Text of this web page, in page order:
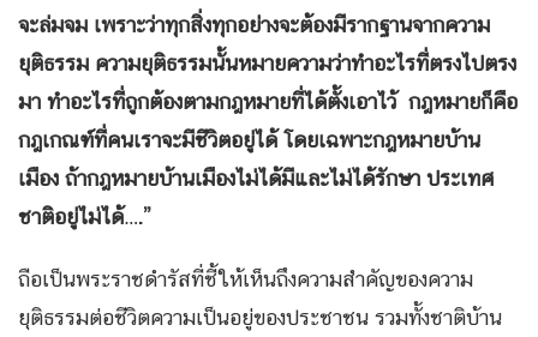
จะล่มจม เพราะว่าทุกสิ่งทุกอย่างจะต้องมีรากฐานจากความ
ยุติธรรม ความยุติธรรมนั้นหมายความว่าทำอะไรที่ตรงไปตรง
มา ทำอะไรที่ถูกต้องตามกฎหมายที่ได้ตั้งเอาไว้ กฎหมายก็คือ
กฎเกณฑ์ที่คนเราจะมีชีวิตอยู่ได้ โดยเฉพาะกฎหมายบ้าน
เมือง ถ้ากฎหมายบ้านเมืองไม่ได้มีและไม่ได้รักษา ประเทศ
ชาติอยู่ไม่ได้….”
ถือเป็นพระราชดำรัสที่ชี้ให้เห็นถึงความสำคัญของความ
ยุติธรรมต่อชีวิตความเป็นอยู่ของประชาชน รวมทั้งชาติบ้าน